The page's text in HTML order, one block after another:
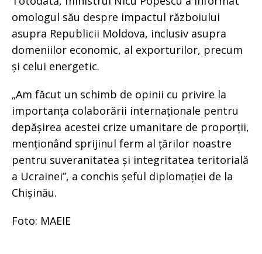
omologul său despre impactul războiului
asupra Republicii Moldova, inclusiv asupra
domeniilor economic, al exporturilor, precum
și celui energetic.
„Am făcut un schimb de opinii cu privire la
importanța colaborării internaționale pentru
depășirea acestei crize umanitare de proporții,
menționând sprijinul ferm al țărilor noastre
pentru suveranitatea și integritatea teritorială
a Ucrainei”, a conchis șeful diplomației de la
Chișinău.
Foto: MAEIE